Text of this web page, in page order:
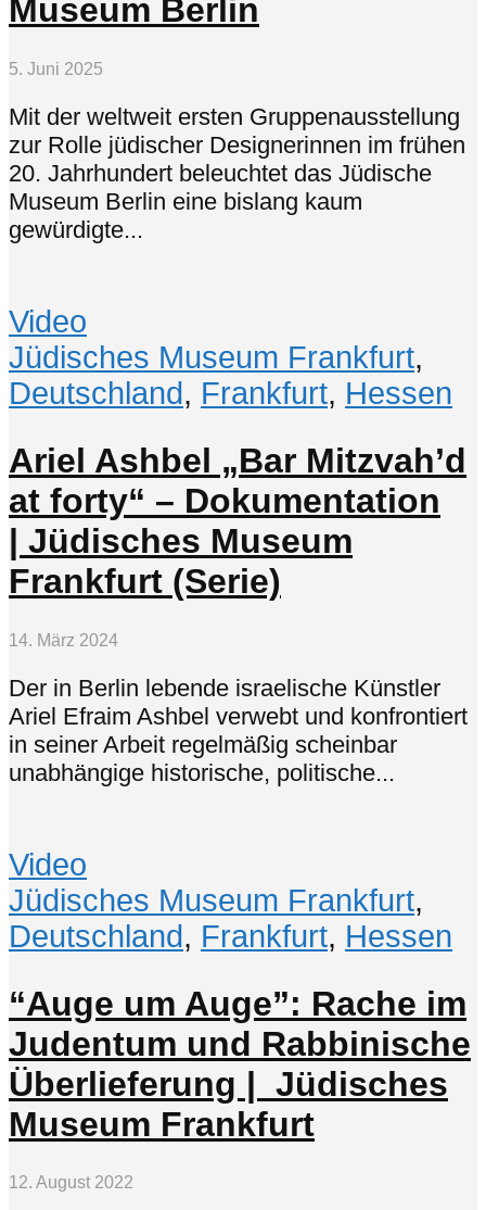
Museum Berlin
5. Juni 2025
Mit der weltweit ersten Gruppenausstellung
zur Rolle jüdischer Designerinnen im frühen
20. Jahrhundert beleuchtet das Jüdische
Museum Berlin eine bislang kaum
gewürdigte...
Video
Jüdisches Museum Frankfurt,
Deutschland, Frankfurt, Hessen
Ariel Ashbel „Bar Mitzvah’d
at forty“ – Dokumentation
| Jüdisches Museum
Frankfurt (Serie)
14. März 2024
Der in Berlin lebende israelische Künstler
Ariel Efraim Ashbel verwebt und konfrontiert
in seiner Arbeit regelmäßig scheinbar
unabhängige historische, politische...
Video
Jüdisches Museum Frankfurt,
Deutschland, Frankfurt, Hessen
“Auge um Auge”: Rache im
Judentum und Rabbinische
Überlieferung | Jüdisches
Museum Frankfurt
12. August 2022